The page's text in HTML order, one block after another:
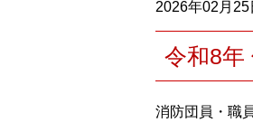
2026年02月25
令和8年
消防団員・職